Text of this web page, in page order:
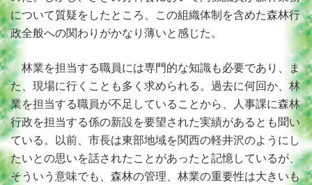
について質疑をしたところ、この組織体制を含めた森林行
政全般への関わりがかなり薄いと感じた。
林業を担当する職員には専門的な知識も必要であり、ま
た、現場に行くことも多く求められる。過去に何回か、林
業を担当する職員が不足していることから、人事課に森林
行政を担当する係の新設を要望された実績があるとも聞い
ている。以前、市長は東部地域を関西の軽井沢のようにし
たいとの思いを話されたことがあったと記憶しているが、
そういう意味でも、森林の管理、林業の重要性は大きいも